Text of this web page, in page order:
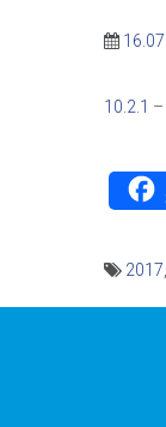
10.2.1
2017